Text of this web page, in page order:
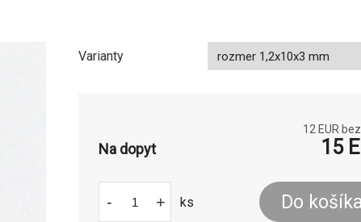
Varianty
12 EUR
Na dopyt 15
- + ks Do